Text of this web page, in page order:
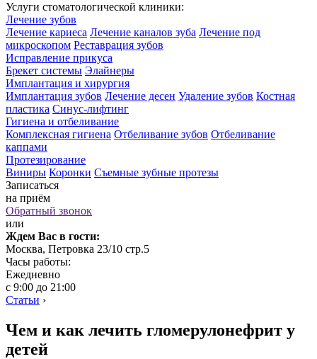
Услуги стоматологической клиники:
Лечение зубов
Лечение кариеса Лечение каналов зуба Лечение под
микроскопом Реставрация зубов
Исправление прикуса
Брекет системы Элайнеры
Имплантация и хирургия
Имплантация зубов Лечение десен Удаление зубов Костная
пластика Синус-лифтинг
Гигиена и отбеливание
Комплексная гигиена Отбеливание зубов Отбеливание
каппами
Протезирование
Виниры Коронки Съемные зубные протезы
Записаться
на приём
Обратный звонок
или
Ждем Вас в гости:
Москва, Петровка 23/10 стр.5
Часы работы:
Ежедневно
с 9:00 до 21:00
Статьи ›
Чем и как лечить гломерулонефрит у
детей